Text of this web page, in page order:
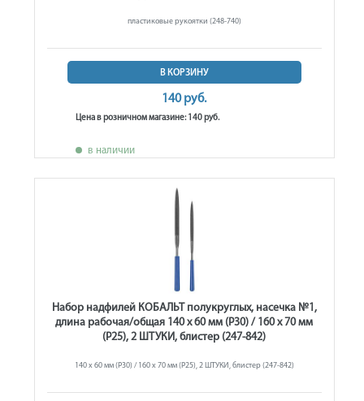
пластиковые рукоятки (248-740)
В КОРЗИНУ
140 руб.
Цена в розничном магазине: 140 руб.
в наличии
Набор надфилей КОБАЛЬТ полукруглых, насечка №1,
длина рабочая/общая 140 х 60 мм (Р30) / 160 х 70 мм
(Р25), 2 ШТУКИ, блистер (247-842)
140 х 60 мм (Р30) / 160 х 70 мм (Р25), 2 ШТУКИ, блистер (247-842)